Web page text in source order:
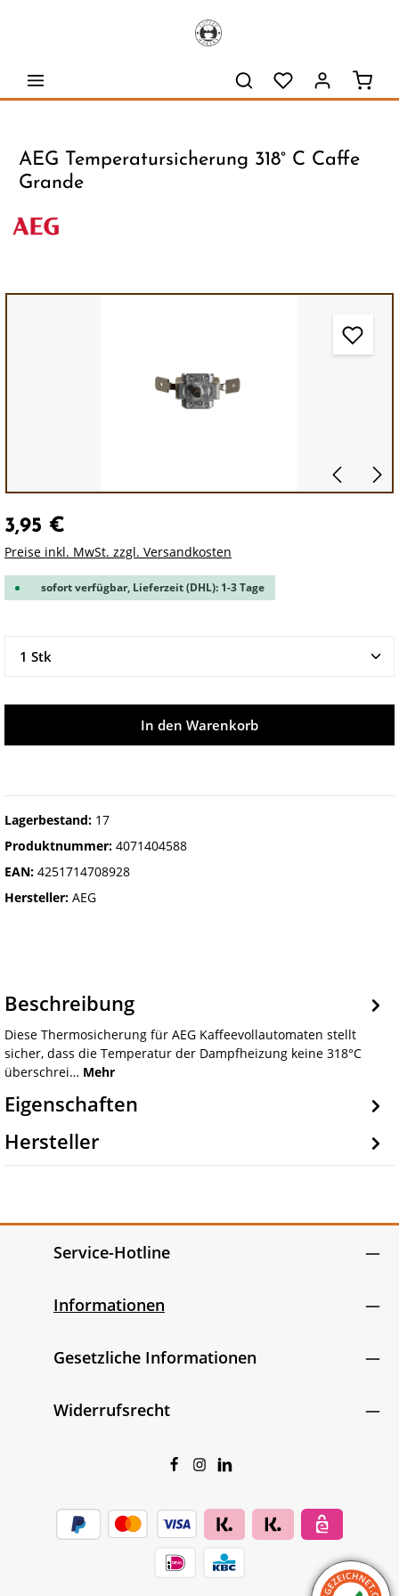
AEG Temperatursicherung 318° C Caffe
Grande
3,95 €
Preise inkl. MwSt. zzgl. Versandkosten
sofort verfügbar, Lieferzeit (DHL): 1-3 Tage
Produkt Anzahl: Gib den gewünschten Wert ein
In den Warenkorb
Lagerbestand: 17
Produktnummer: 4071404588
EAN: 4251714708928
Hersteller: AEG
Beschreibung
Diese Thermosicherung für AEG Kaffeevollautomaten stellt
sicher, dass die Temperatur der Dampfheizung keine 318°C
überschrei… Mehr
Eigenschaften
Hersteller
Service-Hotline
Informationen
Gesetzliche Informationen
Widerrufsrecht